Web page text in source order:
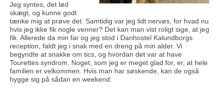
Jeg syntes, det lød
skægt, og kunne godt
tænke mig at prøve det. Samtidig var jeg lidt nervøs, for hvad nu
hvis jeg ikke fik nogle venner? Det kan man vist roligt sige, at jeg
fik. Allerede da min far og jeg stod i Danhostel Kalundborgs
reception, faldt jeg i snak med en dreng på min alder. Vi
begyndte at snakke om tics, og hvordan det var at have
Tourettes syndrom. Noget, som jeg er meget glad for, er, at hele
familien er velkommen. Hvis man har søskende, kan de også
hygge sig på sådan en weekend.